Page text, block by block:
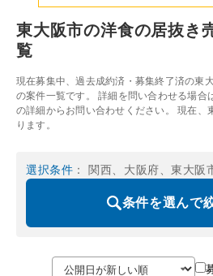
東大阪市の洋食の居抜き
覧
現在募集中、過去成約済・募集終了済の東
の案件一覧です。 詳細を問い合わせる場合
の詳細からお問い合わせください。 現在、
ります。
選択条件 ： 関西、大阪府、東大阪
条件を選んで